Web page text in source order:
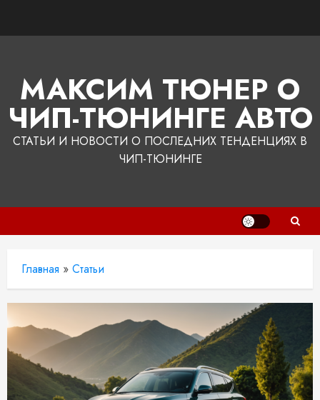
МАКСИМ ТЮНЕР О
ЧИП-ТЮНИНГЕ АВТО
СТАТЬИ И НОВОСТИ О ПОСЛЕДНИХ ТЕНДЕНЦИЯХ В
ЧИП-ТЮНИНГЕ
Главная » Статьи